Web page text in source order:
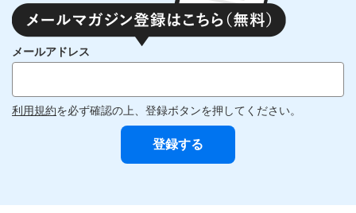
メールアドレス
利用規約を必ず確認の上、登録ボタンを押してください。